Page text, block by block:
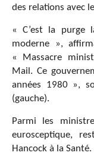
des relations avec
« C’est la purge
moderne »,
« Massacre
Mail. Ce
années 1980 »,
(gauche).
Parmi les
eurosceptique,
Hancock à la Santé.